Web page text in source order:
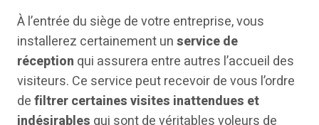
À l’entrée du siège de votre entreprise, vous
installerez certainement unservice de
réception qui assurera entre autres l’accueil des
visiteurs. Ce service peut recevoir de vous l’ordre
defiltrer certaines visites inattendues et
indésirables qui sont de véritables voleurs de